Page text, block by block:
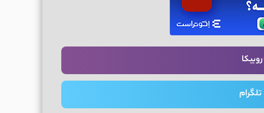
روبیکا
تلگرام